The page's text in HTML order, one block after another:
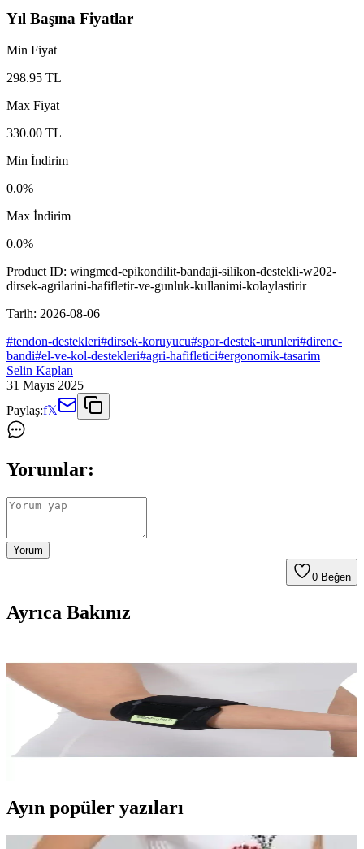
Yıl Başına Fiyatlar
Min Fiyat
298.95 TL
Max Fiyat
330.00 TL
Min İndirim
0.0%
Max İndirim
0.0%
Product ID: wingmed-epikondilit-bandaji-silikon-destekli-w202-
dirsek-agrilarini-hafifletir-ve-gunluk-kullanimi-kolaylastirir
Tarih: 2026-08-06
#tendon-destekleri#dirsek-koruyucu#spor-destek-urunleri#direnc-
bandi#el-ve-kol-destekleri#agri-hafifletici#ergonomik-tasarim
Selin Kaplan
31 Mayıs 2025
Paylaş:f𝕏
Yorumlar:
Yorum
0 Beğen
Ayrıca Bakınız
Wingmed Epikondilit Bandajı Silikon Destekli
W202 Dirsek Ağrılarını Hafifletir ve Günlük
Kullanımı Kolaylaştırır
Wingmed Epikondilit Bandajı, tendinopatilerde lokal kompresyon
sağlayarak ağrıları azaltır, rahat ve hafif tasarımıyla gün boyu konfor
sunar. Spor ve günlük yaşamda ideal destek sağlar.
Ayın popüler yazıları